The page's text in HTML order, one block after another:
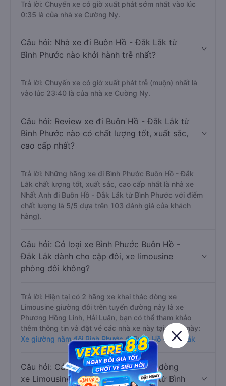
Trả lời: Chuyến xe có giờ xuất phát sớm nhất vào lúc
0:35 là của nhà xe Cường Ny.
Câu hỏi: Nhà xe đi Buôn Hồ - Đắk Lắk từ
Bình Phước nào khởi hành trễ nhất?
Trả lời: Chuyến xe có giờ xuất phát trễ (muộn) nhất là
vào lúc 23:40 là của nhà xe Cường Ny.
Câu hỏi: Review xe đi Buôn Hồ - Đắk Lắk từ
Bình Phước nào có chất lượng tốt, xuất sắc,
cao cấp nhất?
Trả lời: Những hãng xe đi Bình Phước Buôn Hồ - Đắk
Lắk chất lượng tốt, xuất sắc, cao cấp nhất là nhà xe
Nhất Anh đi Buôn Hồ - Đắk Lắk từ Bình Phước với điểm
chất lượng là 5/5 dựa trên 103 đánh giá của khách
hàng).
Câu hỏi: Có loại xe Bình Phước Buôn Hồ -
Đắk Lắk dành cho cặp đôi, xe limousine
phòng đôi không?
Trả lời: Hiện tại có 2 hãng xe khai thác dòng xe
Limousine giường đôi trên tuyến đường này là xe
Phương Hồng Linh, Hải Luân, bạn có thể tham khảo
thêm thông tin và đặt vé các nhà xe này tại trang này:
Xe giường nằm đôi Bình Phước đi Buôn Hồ - Đắk Lắk
Câu hỏi: Các hãng xe nào khai thác dòng
xe Limousine đi Buôn Hồ - Đắk Lắk từ Bình